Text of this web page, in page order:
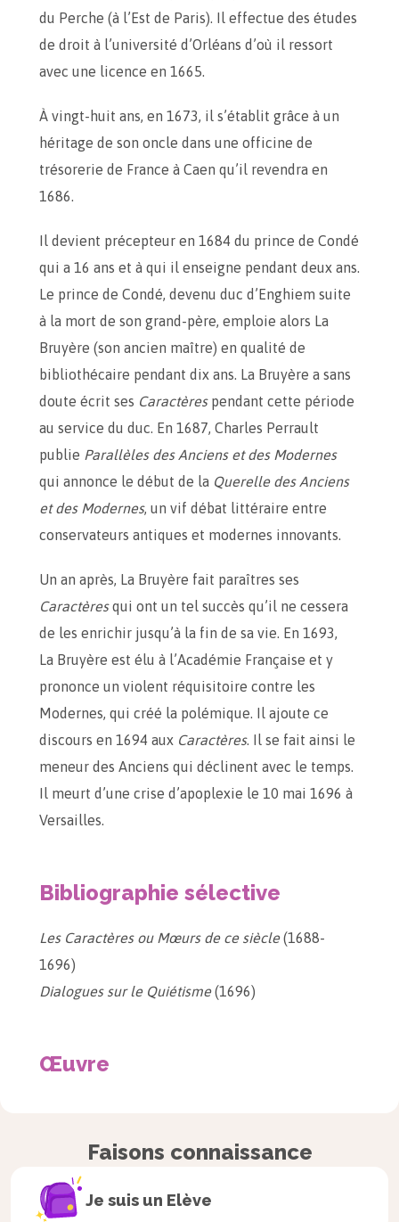
du Perche (à l’Est de Paris). Il effectue des études
de droit à l’université d’Orléans d’où il ressort
avec une licence en 1665.
À vingt-huit ans, en 1673, il s’établit grâce à un
héritage de son oncle dans une officine de
trésorerie de France à Caen qu’il revendra en
1686.
Il devient précepteur en 1684 du prince de Condé
qui a 16 ans et à qui il enseigne pendant deux ans.
Le prince de Condé, devenu duc d’Enghiem suite
à la mort de son grand-père, emploie alors La
Bruyère (son ancien maître) en qualité de
bibliothécaire pendant dix ans. La Bruyère a sans
doute écrit ses Caractèrespendant cette période
au service du duc. En 1687, Charles Perrault
publie Parallèles des Anciens et des Modernes
qui annonce le début de la Querelle des Anciens
et des Modernes, un vif débat littéraire entre
conservateurs antiques et modernes innovants.
Un an après, La Bruyère fait paraîtres ses
Caractèresqui ont un tel succès qu’il ne cessera
de les enrichir jusqu’à la fin de sa vie. En 1693,
La Bruyère est élu à l’Académie Française et y
prononce un violent réquisitoire contre les
Modernes, qui créé la polémique. Il ajoute ce
discours en 1694 aux Caractères. Il se fait ainsi le
meneur des Anciens qui déclinent avec le temps.
Il meurt d’une crise d’apoplexie le 10 mai 1696 à
Versailles.
Bibliographie sélective
Les Caractères ou Mœurs de ce siècle(1688-
1696)
Dialogues sur le Quiétisme(1696)
Œuvre
les Mœurs de ce siècle. En 1687, il propose au
libraire Michallet d’éditer un ouvrage qui est
composé en deux parties : une traduction,
Faisons connaissance
Je suis un Elève